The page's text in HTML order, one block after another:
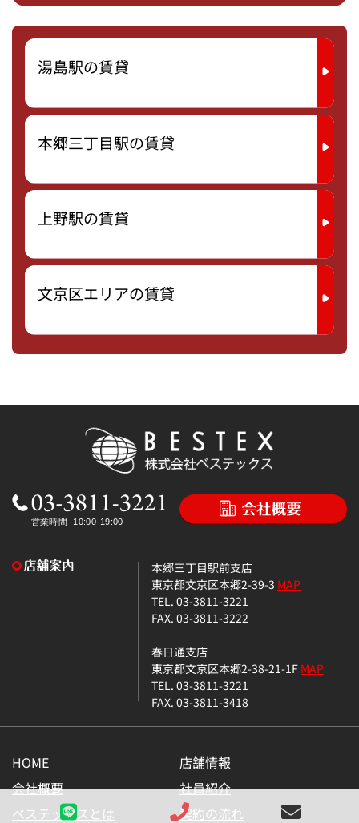
湯島駅の賃貸
本郷三丁目駅の賃貸
上野駅の賃貸
文京区エリアの賃貸
本郷三丁目駅前支店
東京都文京区本郷2-39-3 MAP
TEL. 03-3811-3221
FAX. 03-3811-3222
春日通支店
東京都文京区本郷2-38-21-1FMAP
TEL. 03-3811-3221
FAX. 03-3811-3418
HOME
店舗情報
会社概要
社員紹介
ベステックスとは
契約の流れ